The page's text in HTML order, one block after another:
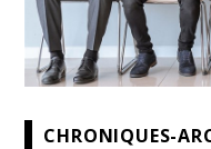
CHRONIQUES-